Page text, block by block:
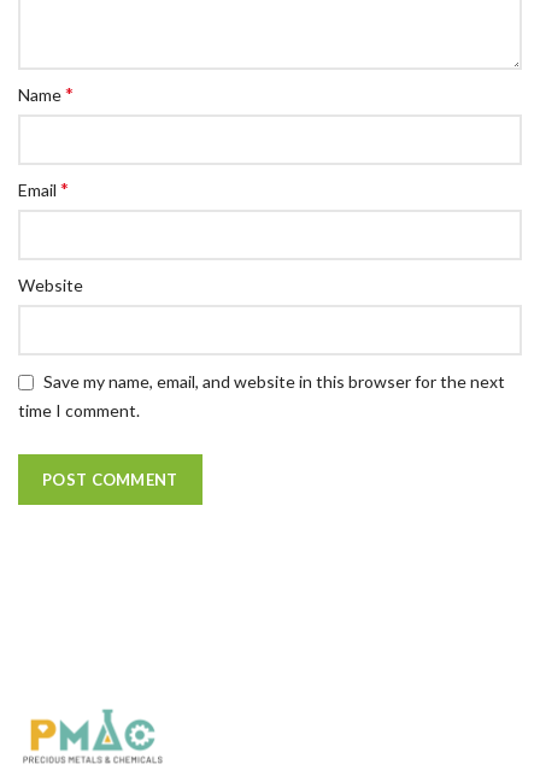
Name*
Email *
Website
Save my name, email, and website in this browser for the next
time I comment.